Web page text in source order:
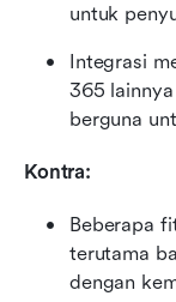
untuk
Integrasi
365
berguna
Kontra:
Beberapa
terutama
dengan